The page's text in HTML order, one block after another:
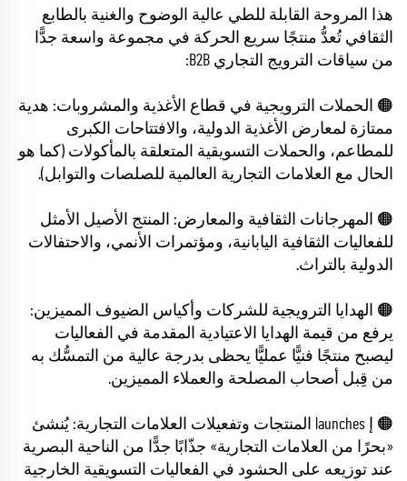
هذا المروحة القابلة للطي عالية الوضوح والغنية بالطابع
الثقافي تُعدُّ منتجًا سريع الحركة في مجموعة واسعة جدًّا
من سياقات الترويج التجاري B2B:
🟠 الحملات الترويجية في قطاع الأغذية والمشروبات: هدية
ممتازة لمعارض الأغذية الدولية، والافتتاحات الكبرى
للمطاعم، والحملات التسويقية المتعلقة بالمأكولات (كما هو
الحال مع العلامات التجارية العالمية للصلصات والتوابل).
🟠 المهرجانات الثقافية والمعارض: المنتج الأصيل الأمثل
للفعاليات الثقافية اليابانية، ومؤتمرات الأنمي، والاحتفالات
الدولية بالتراث.
🟠 الهدايا الترويجية للشركات وأكياس الضيوف المميزين:
يرفع من قيمة الهدايا الاعتيادية المقدمة في الفعاليات
ليصبح منتجًا فنيًّا عمليًّا يحظى بدرجة عالية من التمسُّك به
من قِبل أصحاب المصلحة والعملاء المميزين.
🟠 إ launches المنتجات وتفعيلات العلامات التجارية: يُنشئ
«بحرًا من العلامات التجارية» جذّابًا جدًّا من الناحية البصرية
عند توزيعه على الحشود في الفعاليات التسويقية الخارجية